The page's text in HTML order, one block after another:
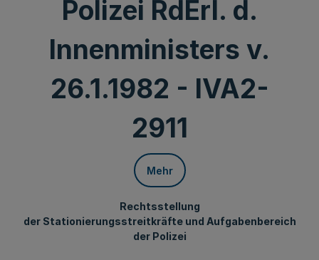
Polizei RdErl. d.
Innenministers v.
26.1.1982 - IVA2-
2911
Mehr
Rechtsstellung
der Stationierungsstreitkräfte und Aufgabenbereich
der Polizei